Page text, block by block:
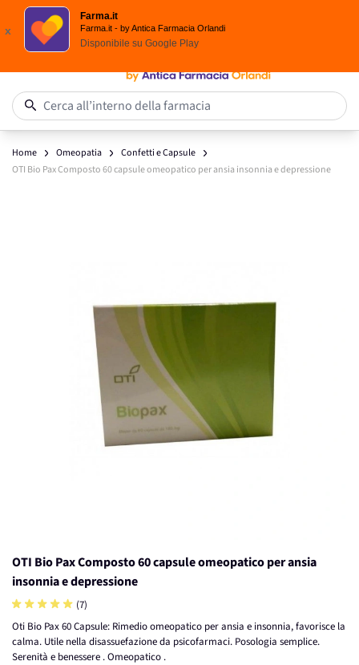
Spedizione
x
Farma.it
Farma.it - by Antica Farmacia Orlandi
Disponibile su Google Play
Salta al contenuto
Cerca all’interno della farmacia
Home Omeopatia
Confetti e Capsule
OTI Bio Pax Composto 60 capsule omeopatico per ansia insonnia e depressione
OTI Bio Pax Composto 60 capsule omeopatico per ansia
insonnia e depressione
(7)
Oti Bio Pax 60 Capsule: Rimedio omeopatico per ansia e insonnia, favorisce la
calma. Utile nella disassuefazione da psicofarmaci. Posologia semplice.
Serenità e benessere . Omeopatico .